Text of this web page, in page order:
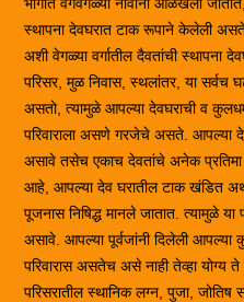
स्थापना देवघरात टाक रूपाने केलेली
अशी वेगळ्या वर्गातील दैवतांची स्थापना
परिसर, मुळ निवास, स्थलांतर, या सर्वच
असतो, त्यामुळे आपल्या देवघराची व
परिवाराला असणे गरजेचे असते. आपल्या
असावे तसेच एकाच देवतांचे अनेक प्रतिमा
आहे, आपल्या देव घरातील टाक खंडित
पूजनास निषिद्ध मानले जातात. त्यामुळे या
असावे. आपल्या पूर्वजांनी दिलेली आपल्या
परिवारास असतेच असे नाही तेव्हा योग्य
परिसरातील स्थानिक लग्न, पुजा, जोतिष